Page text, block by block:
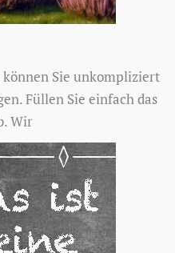
Sie unkompliziert
Füllen Sie einfach das
Wir